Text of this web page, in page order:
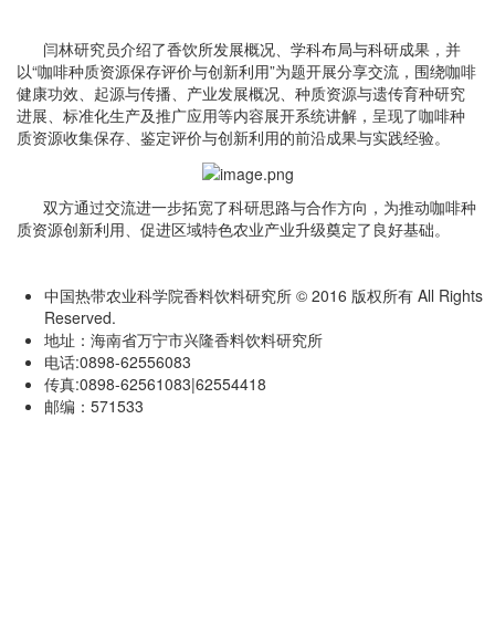
闫林研究员介绍了香饮所发展概况、学科布局与科研成果，并
以“咖啡种质资源保存评价与创新利用”为题开展分享交流，围绕咖啡
健康功效、起源与传播、产业发展概况、种质资源与遗传育种研究
进展、标准化生产及推广应用等内容展开系统讲解，呈现了咖啡种
质资源收集保存、鉴定评价与创新利用的前沿成果与实践经验。
双方通过交流进一步拓宽了科研思路与合作方向，为推动咖啡种
质资源创新利用、促进区域特色农业产业升级奠定了良好基础。
中国热带农业科学院香料饮料研究所 © 2016 版权所有 All Rights
Reserved.
地址：海南省万宁市兴隆香料饮料研究所
电话:0898-62556083
传真:0898-62561083|62554418
邮编：571533